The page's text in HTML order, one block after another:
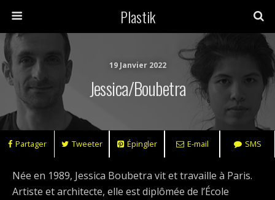
Plastik
19 Janvier 2022
Jessica/Boubetra
Partager Tweeter Épingler E-mail SMS
Née en 1989, Jessica Boubetra vit et travaille à Paris.
Artiste et architecte, elle est diplômée de l’École